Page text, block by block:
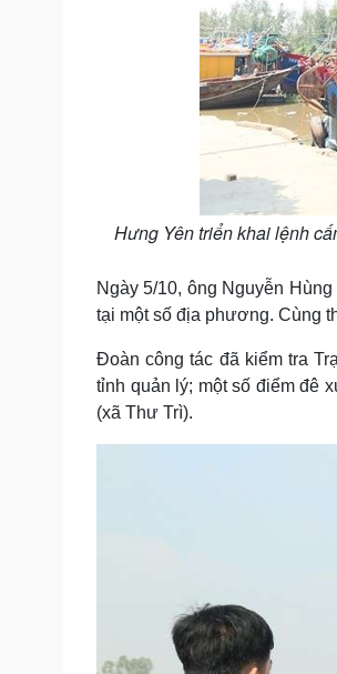
Ăn sạch sống khỏe
Hưng Yên triển khai lệnh
Ngày 5/10, ông Nguyễn
tại một số địa phương. Cùng
Đoàn công tác đã kiểm tra
tỉnh quản lý; một số điểm đê
(xã Thư Trì).